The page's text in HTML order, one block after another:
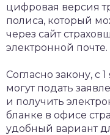
цифровая версия
полиса, который
через сайт
электронной почте.
Согласно закону, с
могут подать
и получить
бланке в офисе
удобный вариант